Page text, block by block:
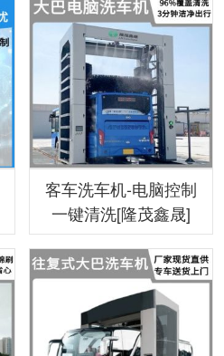
客车洗车机-电脑控制
一键清洗[隆茂鑫晟]